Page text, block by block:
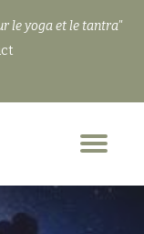
le yoga et le tantra"